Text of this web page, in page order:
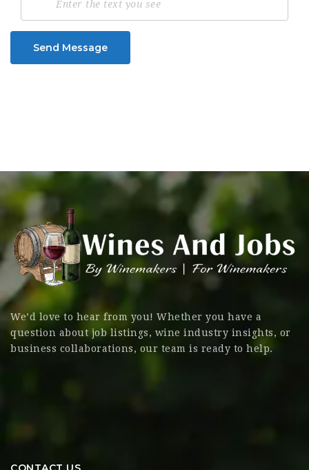
Send Message
We’d love to hear from you! Whether you have a
question about job listings, wine industry insights, or
business collaborations, our team is ready to help.